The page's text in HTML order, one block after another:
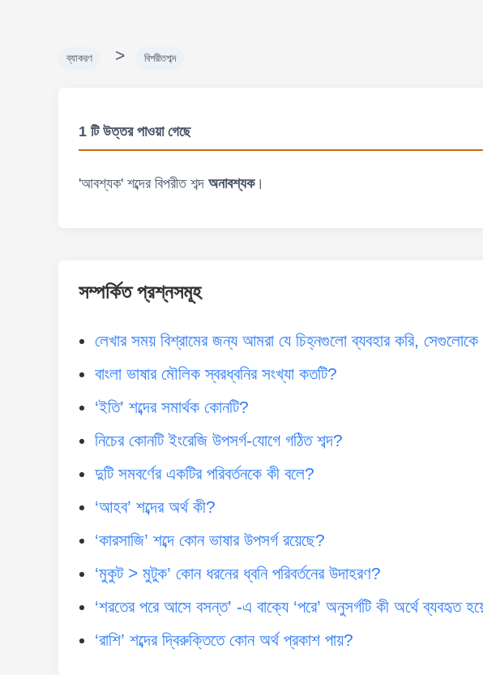
ব্যাকরণ > বিপরীতশব্দ
1 টি উত্তর পাওয়া গেছে
'আবশ্যক' শব্দের বিপরীত শব্দ অনাবশ্যক।
সম্পর্কিত প্রশ্নসমূহ
লেখার সময় বিশ্রামের জন্য আমরা যে চিহ্নগুলো ব্যবহার করি,
বাংলা ভাষার মৌলিক স্বরধ্বনির সংখ্যা কতটি?
‘ইতি’ শব্দের সমার্থক কোনটি?
নিচের কোনটি ইংরেজি উপসর্গ-যোগে গঠিত শব্দ?
দুটি সমবর্ণের একটির পরিবর্তনকে কী বলে?
‘আহব’ শব্দের অর্থ কী?
‘কারসাজি’ শব্দে কোন ভাষার উপসর্গ রয়েছে?
‘মুকুট > মুটুক’ কোন ধরনের ধ্বনি পরিবর্তনের উদাহরণ?
‘শরতের পরে আসে বসন্ত’ -এ বাক্যে ‘পরে’ অনুসর্গটি কী অর্থে ব্যবহৃত
‘রাশি’ শব্দের দ্বিরুক্তিতে কোন অর্থ প্রকাশ পায়?